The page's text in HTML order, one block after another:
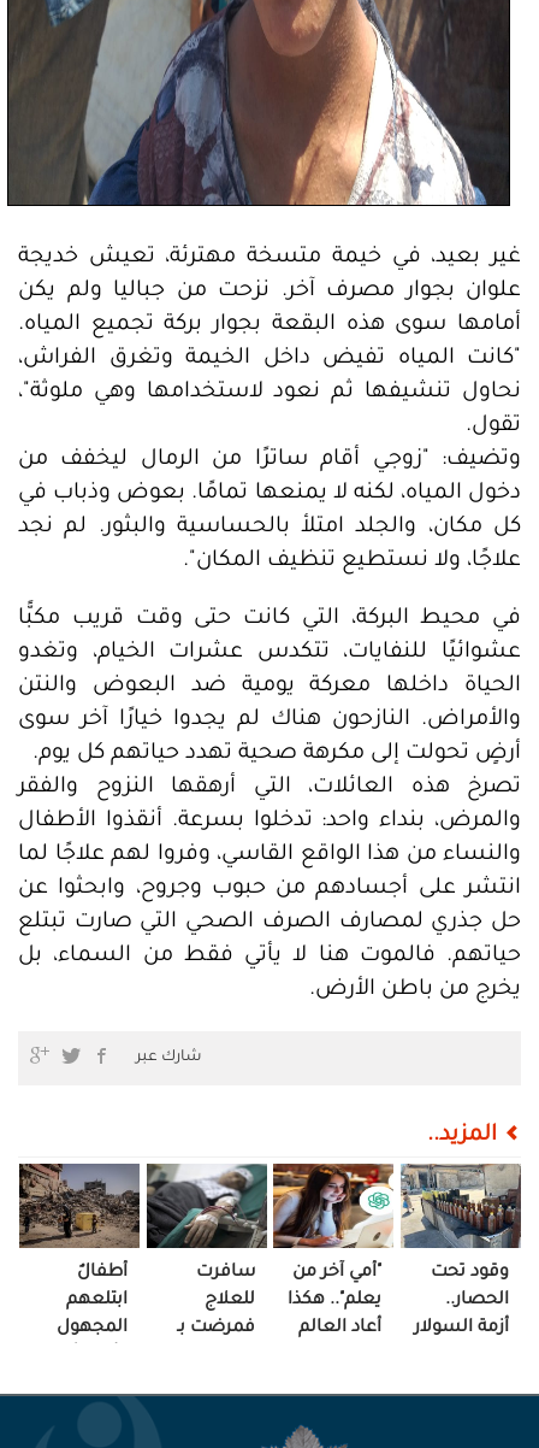
غير بعيد، في خيمة متسخة مهترئة، تعيش خديجة
علوان بجوار مصرف آخر. نزحت من جباليا ولم يكن
أمامها سوى هذه البقعة بجوار بركة تجميع المياه.
"كانت المياه تفيض داخل الخيمة وتغرق الفراش،
نحاول تنشيفها ثم نعود لاستخدامها وهي ملوثة"،
تقول.
وتضيف: "زوجي أقام ساترًا من الرمال ليخفف من
دخول المياه، لكنه لا يمنعها تمامًا. بعوض وذباب في
كل مكان، والجلد امتلأ بالحساسية والبثور. لم نجد
علاجًا، ولا نستطيع تنظيف المكان".
في محيط البركة، التي كانت حتى وقت قريب مكبًّا
عشوائيًا للنفايات، تتكدس عشرات الخيام، وتغدو
الحياة داخلها معركة يومية ضد البعوض والنتن
والأمراض. النازحون هناك لم يجدوا خيارًا آخر سوى
أرضٍ تحولت إلى مكرهة صحية تهدد حياتهم كل يوم.
تصرخ هذه العائلات، التي أرهقها النزوح والفقر
والمرض، بنداء واحد: تدخلوا بسرعة. أنقذوا الأطفال
والنساء من هذا الواقع القاسي، وفروا لهم علاجًا لما
انتشر على أجسادهم من حبوب وجروح، وابحثوا عن
حل جذري لمصارف الصرف الصحي التي صارت تبتلع
حياتهم. فالموت هنا لا يأتي فقط من السماء، بل
يخرج من باطن الأرض.
شارك عبر
المزيد..
وقود تحت
الحصار..
أزمة السولار
"أمي آخر من
يعلم".. هكذا
أعاد العالم
سافرت
للعلاج
فمرضت بـ
أطفالٌ
ابتلعهم
المجهول
الفاجعة!